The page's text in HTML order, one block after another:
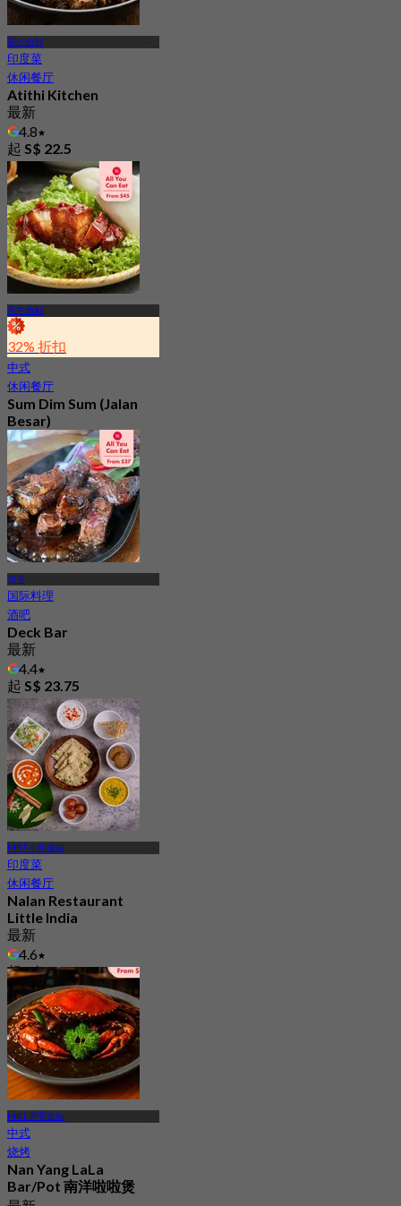
惹兰勿刹
印度菜
休闲餐厅
Atithi Kitchen
最新
4.8
起 S$ 22.5
惹兰勿刹
32% 折扣
中式
休闲餐厅
Sum Dim Sum (Jalan
Besar)
最新
4.6
起S$ 31
加冷
国际料理
酒吧
Deck Bar
最新
4.4
起 S$ 23.75
MRT 小印度站
印度菜
休闲餐厅
Nalan Restaurant
Little India
最新
4.6
起S$ 27
MRT 劳明达站
中式
烧烤
Nan Yang LaLa
Bar/Pot 南洋啦啦煲